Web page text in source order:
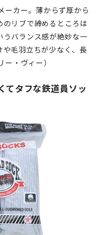
ーカー。薄からず厚から
リブで締めるところは
バランス感が絶妙な一
毛羽立ちが少なく、長
・ヴィー）
てタフな鉄道員ソッ